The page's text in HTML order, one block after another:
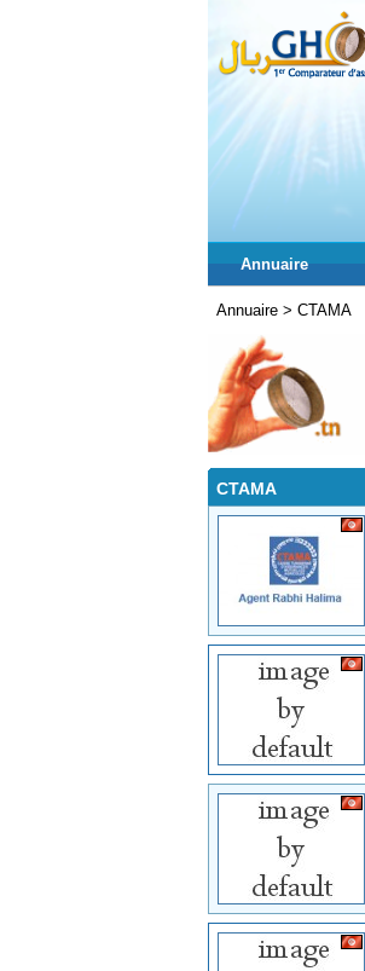
Annuaire
Annuaire > CTAMA
CTAMA